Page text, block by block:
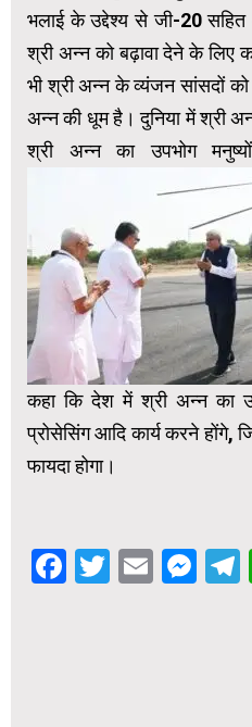
भलाई के उद्देश्य से जी-20
श्री अन्न को बढ़ावा देने के लिए
भी श्री अन्न के व्यंजन सांसदों
अन्न की धूम है। दुनिया में श्री
श्री अन्न का उपभोग
कहा कि देश में श्री अन्न का
प्रोसेसिंग आदि कार्य करने होंगे,
फायदा होगा।
Facebook
Twitter
Email